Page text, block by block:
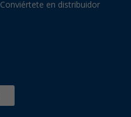
Conviértete en distribuidor